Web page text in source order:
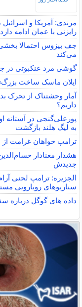
مرندی: آمریکا و
رایزنی با عمان ادامه دارد
جف بیزوس احتمالا بخشی
می‌کند
گوشی مرد عنکبوتی در
ایلان ماسک ساخت
آمار وحشتناک از تحرک
داریم؟
پورعلی‌گنجی در آستانه
به لیگ هلند بازگشت
ترامپ خواهان غرامت از
هشدار معنادار
جدیدش
الجزیره: ترامپ لحنی
سناریوهای رویارویی
داده‌ های گوگل درباره